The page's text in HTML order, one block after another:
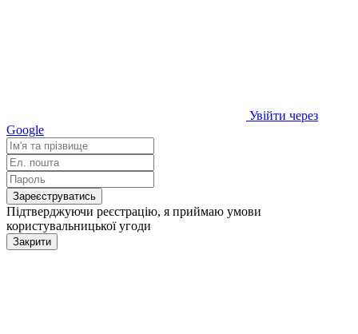
Увійти через
Google
Зареєструватись
Підтверджуючи реєстрацію, я приймаю умови
користувальницької угоди
Закрити